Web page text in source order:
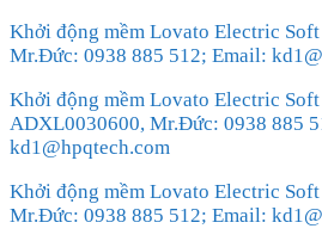
Khởi động mềm Lovato Electric
Mr.Đức: 0938 885 512; Email:
Khởi động mềm Lovato Electric Soft
ADXL0030600, Mr.Đức: 0938 885
kd1@hpqtech.com
Khởi động mềm Lovato Electric
Mr.Đức: 0938 885 512; Email: